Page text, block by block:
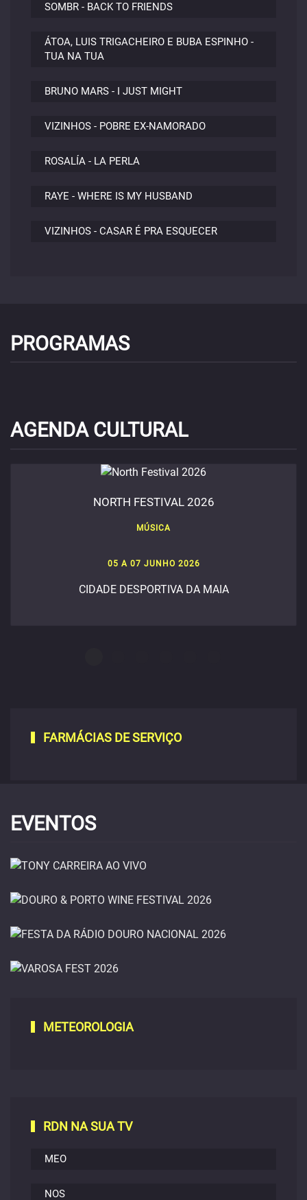
SOMBR - BACK TO FRIENDS
ÁTOA, LUIS TRIGACHEIRO E BUBA ESPINHO -
TUA NA TUA
BRUNO MARS - I JUST MIGHT
VIZINHOS - POBRE EX-NAMORADO
ROSALÍA - LA PERLA
RAYE - WHERE IS MY HUSBAND
VIZINHOS - CASAR É PRA ESQUECER
PROGRAMAS
AGENDA CULTURAL
NORTH FESTIVAL 2026
MÚSICA
05 A 07 JUNHO 2026
CIDADE DESPORTIVA DA MAIA
FARMÁCIAS DE SERVIÇO
EVENTOS
Super Bock Arena |
MEO Arena | Lisboa
Douro & Porto Wine Festival 2026
03 e 04 Julho 2026 - Lamego
Festa da Rádio Douro Nacional 2026
6 a 9 Agosto
METEOROLOGIA
RDN NA SUA TV
MEO
NOS